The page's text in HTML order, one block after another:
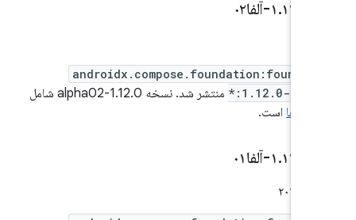
*:1.12.0-منتشر شد. نسخه 1.12.0-alpha02 شامل